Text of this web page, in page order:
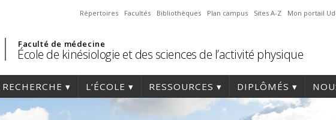
Répertoires Facultés Bibliothèques Plan campus Sites A-Z Mon portail
Faculté de médecine
École de kinésiologie et des sciences de l’activité physique
RECHERCHE L’ÉCOLE RESSOURCES DIPLÔMÉS